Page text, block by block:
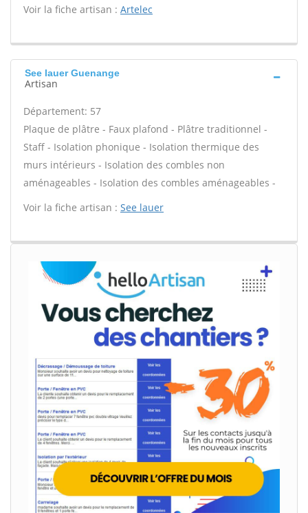
Voir la fiche artisan : Artelec
See lauer Guenange
Artisan
Département: 57
Plaque de plâtre - Faux plafond - Plâtre traditionnel -
Staff - Isolation phonique - Isolation thermique des
murs intérieurs - Isolation des combles non
aménageables - Isolation des combles aménageables -
Voir la fiche artisan : See lauer